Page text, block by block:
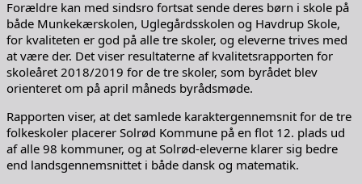
Forældre kan med sindsro fortsat sende deres børn i skole på
både Munkekærskolen, Uglegårdsskolen og Havdrup Skole,
for kvaliteten er god på alle tre skoler, og eleverne trives med
at være der. Det viser resultaterne af kvalitetsrapporten for
skoleåret 2018/2019 for de tre skoler, som byrådet blev
orienteret om på april måneds byrådsmøde.
Rapporten viser, at det samlede karaktergennemsnit for de tre
folkeskoler placerer Solrød Kommune på en flot 12. plads ud
af alle 98 kommuner, og at Solrød-eleverne klarer sig bedre
end landsgennemsnittet i både dansk og matematik.